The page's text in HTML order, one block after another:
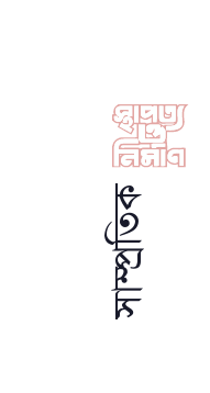
সাম্প্রতিক